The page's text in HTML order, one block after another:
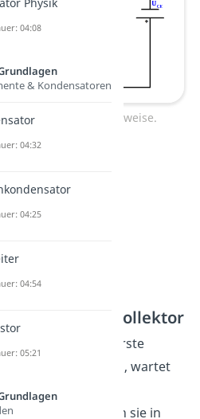
Transistor Funktionsweise.
der Basis zum Kollektor
Löcher, die diese erste
überwunden haben, wartet
Spannung am
Dadurch werden sie in
04:08
& Kondensatoren
04:32
04:25
04:54
05:21